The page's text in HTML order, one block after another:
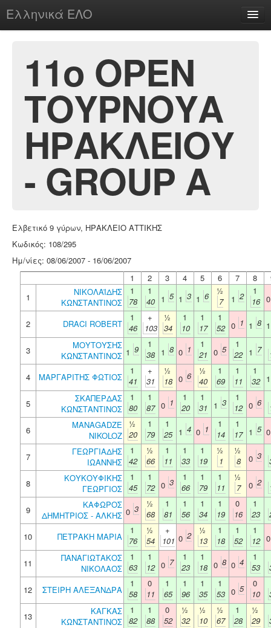
Ελληνικά ΕΛΟ
chesstu.be @ discord
Login
11ο ΟΡΕΝ
ΤΟΥΡΝΟΥΑ
ΗΡΑΚΛΕΙΟΥ
- GROUP A
Ελβετικό 9 γύρων, ΗΡΑΚΛΕΙΟ ΑΤΤΙΚΗΣ
Κωδικός: 108/295
Ημ/νίες: 08/06/2007 - 16/06/2007
1
2 3 4 5 6 7 8
1
ΝΙΚΟΛΑΪΔΗΣ
ΚΩΝΣΤΑΝΤΙΝΟΣ
1
78
1
40 1 5 1 3 1 6
½
7
1 2
1
16
2 DRACI ROBERT
1
46
+
103
½
34
1
10
1
17
1
52 0 1 1 8
3
ΜΟΥΤΟΥΣΗΣ
ΚΩΝΣΤΑΝΤΙΝΟΣ 1 9
1
38 1 8 0 1
1
21
0 5
1
22 1 7
4
ΜΑΡΓΑΡΙΤΗΣ ΦΩΤΙΟΣ
1
41
+
31
½
18 0 6
½
40
1
69
1
11
1
32
5
ΣΚΑΠΕΡΔΑΣ
ΚΩΝΣΤΑΝΤΙΝΟΣ
1
80
1
87 0 1
1
20
1
31
1 3
1
12 0 6
6
MANAGADZE
NIKOLOZ
½
20
1
79
1
25 1 4 0 1
1
14
1
17 1 5
7
ΓΕΩΡΓΙΑΔΗΣ
ΙΩΑΝΝΗΣ
1
42
½
66
1
11
1
33
1
19
½
1
½
8
0 3
8
ΚΟΥΚΟΥΦΙΚΗΣ
ΓΕΩΡΓΙΟΣ
1
45
1
72 0 3
1
66
1
79
1
11
½
7
0 2
9
ΚΑΦΩΡΟΣ
ΔΗΜΗΤΡΙΟΣ - ΑΛΚΗΣ 0 3
½
68
1
81
1
56
1
34
1
19
0
16
1
23
10
ΠΕΤΡΑΚΗ ΜΑΡΙΑ
1
76
½
54
+
101 0 2
½
13
1
18
1
52
1
12
11
ΠΑΝΑΓΙΩΤΑΚΟΣ
ΝΙΚΟΛΑΟΣ
1
63
1
12 0 7
1
23
1
18 0 8 0 4
1
53
12
ΣΤΕΙΡΗ ΑΛΕΞΑΝΔΡΑ
1
58
0
11
1
65
1
96
1
35
1
53 0 5
0
10
13
ΚΑΓΚΑΣ
ΚΩΝΣΤΑΝΤΙΝΟΣ
1
82
1
88
0
52
½
32
½
10
½
67
1
28
½
29